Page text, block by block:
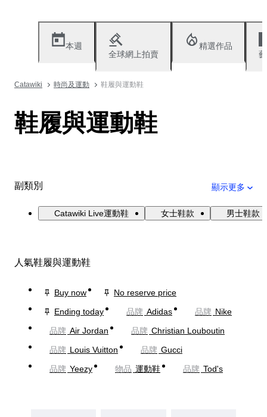
本週
全球網上拍賣
精選作品
Catawiki 時尚及運動 鞋履與運動鞋
鞋履與運動鞋
副類別 顯示更多
Catawiki Live運動鞋 女士鞋款 男士鞋款
人氣鞋履與運動鞋
Buy now
No reserve price
Ending today
品牌 Adidas 品牌 Nike
品牌 Air Jordan 品牌 Christian Louboutin
品牌 Louis Vuitton 品牌 Gucci
品牌 Yeezy 物品 運動鞋 品牌 Tod's